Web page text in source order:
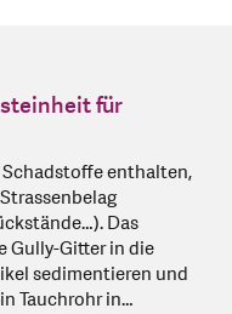
für
Schadstoffe enthalten,
Das
Gully-Gitter in die
sedimentieren und
Tauchrohr in…